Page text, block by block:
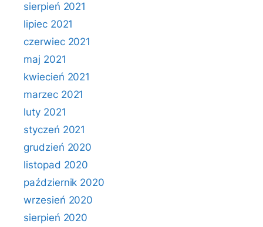
sierpień 2021
lipiec 2021
czerwiec 2021
maj 2021
kwiecień 2021
marzec 2021
luty 2021
styczeń 2021
grudzień 2020
listopad 2020
październik 2020
wrzesień 2020
sierpień 2020